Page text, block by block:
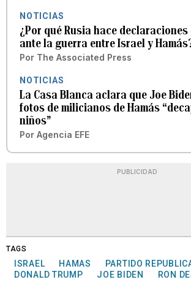
NOTICIAS
¿Por qué Rusia hace
ante la guerra entre Israel y
Por The Associated Press
NOTICIAS
La Casa Blanca aclara que Joe
fotos de milicianos de Hamás
niños”
Por Agencia EFE
PUBLICIDAD
TAGS
ISRAEL HAMAS
PARTIDO
DONALD TRUMP
JOE BIDEN RON